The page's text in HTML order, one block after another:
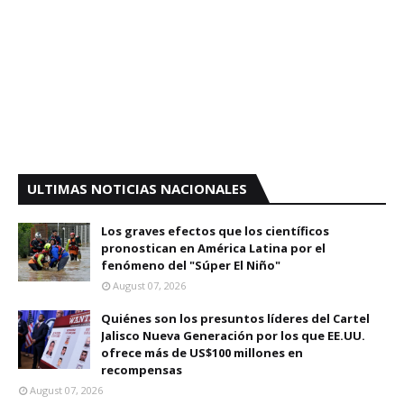
ULTIMAS NOTICIAS NACIONALES
Los graves efectos que los científicos
pronostican en América Latina por el
fenómeno del "Súper El Niño"
August 07, 2026
Quiénes son los presuntos líderes del Cartel
Jalisco Nueva Generación por los que EE.UU.
ofrece más de US$100 millones en
recompensas
August 07, 2026